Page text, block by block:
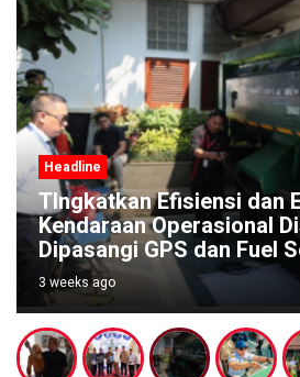
Headline
Pemkot Bogor Gencarkan
Tua
3 weeks ago